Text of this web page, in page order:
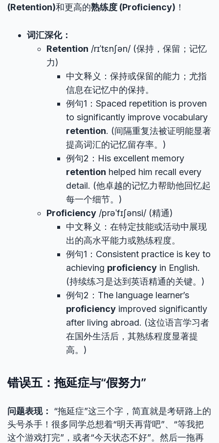
(Retention)和更高的熟练度 (Proficiency) ！
词汇深化：
Retention /rɪˈtɛnʃən/ (保持，保留；记忆
力)
中文释义：保持或保留的能力；尤指
信息在记忆中的保持。
例句1：Spaced repetition is proven
to significantly improve vocabulary
retention. (间隔重复法被证明能显著
提高词汇的记忆留存率。)
例句2：His excellent memory
retention helped him recall every
detail. (他卓越的记忆力帮助他回忆起
每一个细节。)
Proficiency /prəˈfɪʃənsi/ (精通)
中文释义：在特定技能或活动中展现
出的高水平能力或熟练程度。
例句1：Consistent practice is key to
achieving proficiency in English.
(持续练习是达到英语精通的关键。)
例句2：The language learner’s
proficiency improved significantly
after living abroad. (这位语言学习者
在国外生活后，其熟练程度显著提
高。)
错误五：拖延症与“假努力”
问题表现：
“拖延症”这三个字，简直就是考研路上的
头号杀手！很多同学总想着“明天再背吧”、“等我把
这个游戏打完”，或者“今天状态不好”。然后一拖再